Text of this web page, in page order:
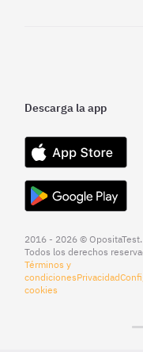
Descarga la app
2016 - 2026 © OpositaTest.
Todos los derechos
Términos y
condicionesPrivacidad
cookies